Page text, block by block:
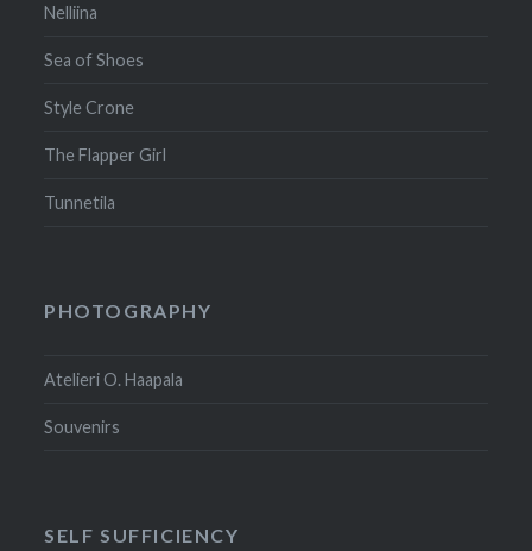
Nelliina
Sea of Shoes
Style Crone
The Flapper Girl
Tunnetila
PHOTOGRAPHY
Atelieri O. Haapala
Souvenirs
SELF SUFFICIENCY